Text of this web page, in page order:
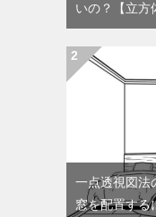
いの？【立方
一点透視図法
窓を配置する